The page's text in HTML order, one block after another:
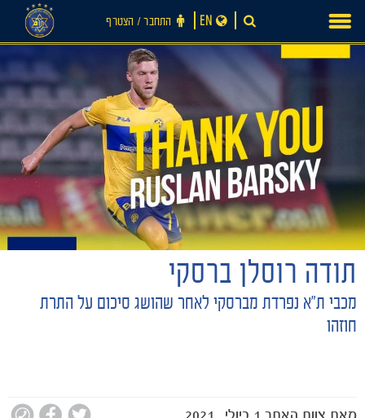
חדשות
content
התחבר ‪/‬ הצטרף EN
תודה רוסלן ברסקי
מכבי ת"א נפרדת מברסקי לאחר שהושג סיכום על התרת
חוזהו
מאת צוות האתר 1 ביולי , 2021